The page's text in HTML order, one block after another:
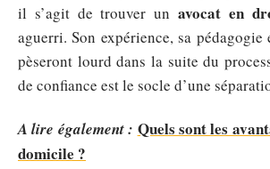
il s’agit de trouver un avocat en
aguerri. Son expérience, sa
pèseront lourd dans la suite du
de confiance est le socle d’une
A lire également : Quels sont les
domicile ?